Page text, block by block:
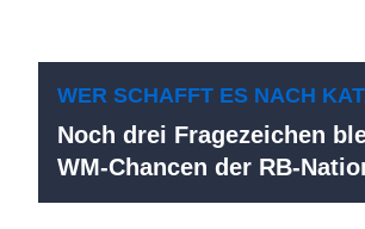
WER SCHAFFT ES NACH
Noch drei Fragezeichen
WM-Chancen der RB-